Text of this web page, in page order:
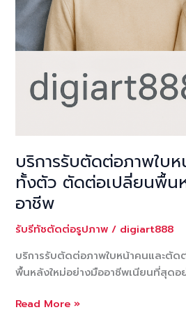
บริการรับตัดต่อภาพใบ
ทั้งตัว ตัดต่อเปลี่ยนพื้น
อาชีพ
รับรีทัชตัดต่อรูปภาพ / digiart888
บริการรับตัดต่อภาพใบหน้าคนและตั
พื้นหลังใหม่อย่างมืออาชีพเนียนที่สุด
บริการ
Read More »